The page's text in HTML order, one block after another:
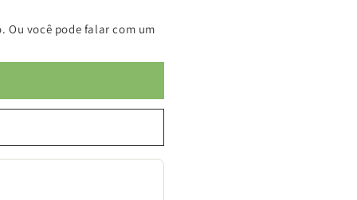
Ou você pode falar com um